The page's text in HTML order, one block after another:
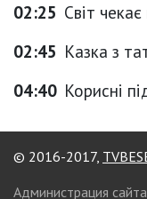
02:25 Світ
02:45 Казка з
04:40 Корисні
© 2016-2017,
Администрация